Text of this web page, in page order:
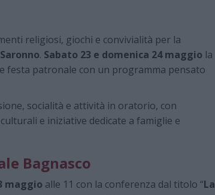
religiosi, giochi e convivialità per la
. Sabato 23 e domenica 24 maggio la
festa patronale con un programma pensato
socialità e attività in oratorio, con
e iniziative dedicate a famiglie e
Bagnasco
maggio alle 11 con la conferenza dal titolo “La